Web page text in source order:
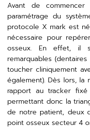
Avant de
paramétrage du
protocole X mark est
nécessaire pour
osseux. En effet, il
remarquables
toucher cliniquement
également). Dès lors,
rapport au tracker fixé
permettant donc la
de notre patient, deux
point osseux secteur 4